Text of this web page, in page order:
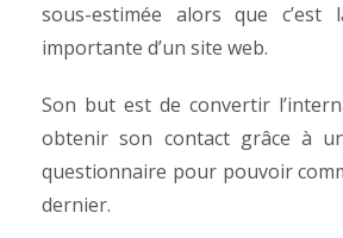
sous-estimée alors que
importante d’un site web.
Son but est de convertir
obtenir son contact grâce à
questionnaire pour pouvoir
dernier.